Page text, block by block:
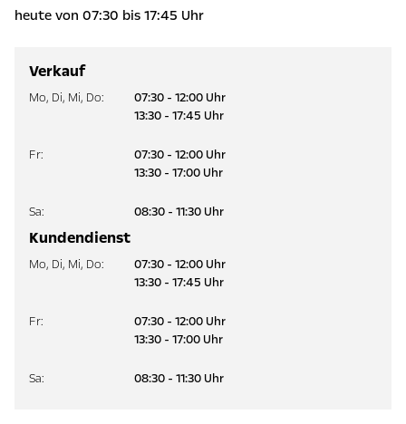
heute von 07:30 bis 17:45 Uhr
Verkauf
Mo, Di, Mi, Do:
07:30 - 12:00 Uhr
13:30 - 17:45 Uhr
Fr:
07:30 - 12:00 Uhr
13:30 - 17:00 Uhr
Sa: 08:30 - 11:30 Uhr
Kundendienst
Mo, Di, Mi, Do:
07:30 - 12:00 Uhr
13:30 - 17:45 Uhr
Fr:
07:30 - 12:00 Uhr
13:30 - 17:00 Uhr
Sa: 08:30 - 11:30 Uhr